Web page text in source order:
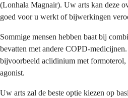
(Lonhala Magnair). Uw arts kan deze
goed voor u werkt of bijwerkingen
Sommige mensen hebben baat bij
bevatten met andere COPD-
bijvoorbeeld aclidinium met formoterol,
agonist.
Uw arts zal de beste optie kiezen op